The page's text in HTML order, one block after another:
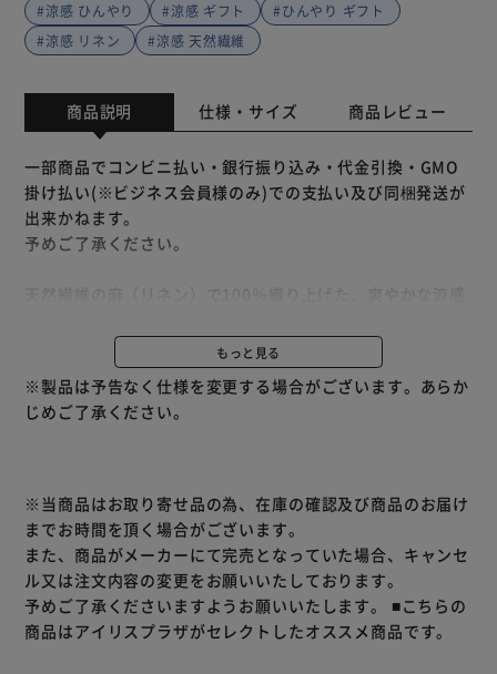
#涼感 ひんやり
#涼感 ギフト
#ひんやり ギフト
#涼感 リネン
#涼感 天然繊維
商品説明 仕様・サイズ 商品レビュー
一部商品でコンビニ払い・銀行振り込み・代金引換・GMO
掛け払い(※ビジネス会員様のみ)での支払い及び同梱発送が
出来かねます。
予めご了承ください。
◆麻（リネン）はコットンに比べ約4倍の吸湿性がある為、
水分や汗を素早く吸い取り暑い夏でもサラっと気持ち良く使
用することができます。
◆リネンは熱伝導性に優れた繊維で触れると体温を奪う特性
があります。
熱を奪うことでひんやりとした涼感を得ることができます。
◆エコテックス認証とは有害物質の影響をなくすことを目的
もっと見る
※製品は予告なく仕様を変更する場合がございます。あらか
じめご了承ください。
※当商品はお取り寄せ品の為、在庫の確認及び商品のお届け
までお時間を頂く場合がございます。
また、商品がメーカーにて完売となっていた場合、キャンセ
ル又は注文内容の変更をお願いいたしております。
予めご了承くださいますようお願いいたします。 ■こちらの
商品はアイリスプラザがセレクトしたオススメ商品です。